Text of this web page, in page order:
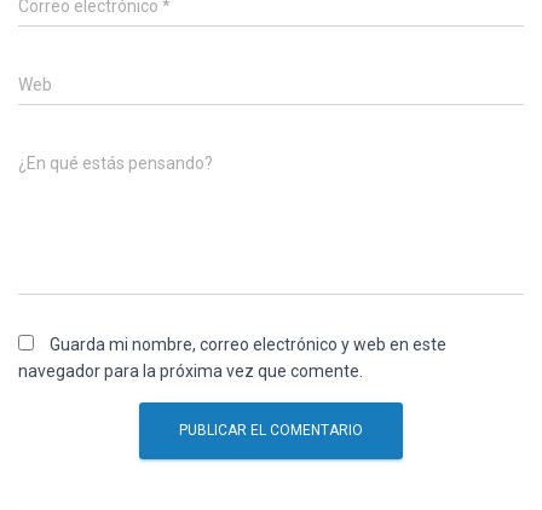
Correo electrónico *
Web
¿En qué estás pensando?
Guarda mi nombre, correo electrónico y web en este
navegador para la próxima vez que comente.